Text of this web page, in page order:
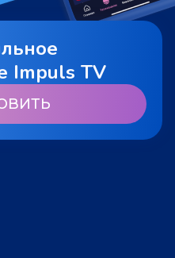
Impuls TV